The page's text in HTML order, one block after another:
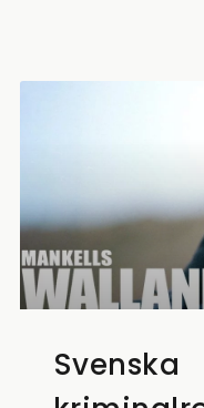
Svenska